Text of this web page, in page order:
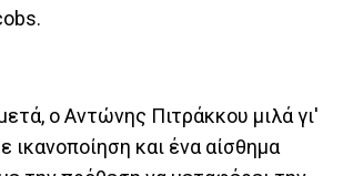
ο Αντώνης Πιτράκκου μιλά γι'
ικανοποίηση και ένα αίσθημα